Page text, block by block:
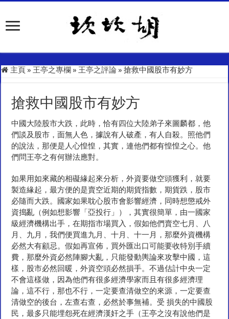
主頁 » 王亭之專欄 » 王亭之評論 » 搶救中國股市有妙方
搶救中國股市有妙方
中國大陸股市大跌，此時，恰有四位大陸弟子來圖麟都，他
們談及股市，面無人色，據說有人破產，有人自殺。照他們
的說法，那便是人心惶惶，其實，連他們都有惶惶之心。他
們問王亭之有何辦法應對。
如果用如來藏的相礙緣起來分析，外資要做空頭獲利，就要
製造緣起，最方便的是賣空近期的期貨指數，期貨跌，股市
必隨而大跌。國家如果耽心股市會影響經濟，同時想懲戒外
資搗亂（例如想影響「亞投行」），其實很簡單，由一國家
級經濟機構出手，在期指市場買入，假如他們賣空七月、八
月、九月，我們便買進九月、十月、十一月，那麼外資機構
必然大有顧忌。假如再宣佈，買外匯出口可能要收特別手續
費，那麼外資必然陣腳大亂，只能發動輿論來攻擊中國，這
樣，股市必然回暖，外資空頭必然損手。不過估計中央一定
不會這樣做，因為他們有很多經濟學家而且有很多經濟理
論，這不行，那也不行，一定要查清做空的來源，一定要查
清做空的後台，左查右查，必然於事無補。受 損失的中國股
民，最多只能埋怨死在經濟漢奸之手（王亭之沒有說他們是